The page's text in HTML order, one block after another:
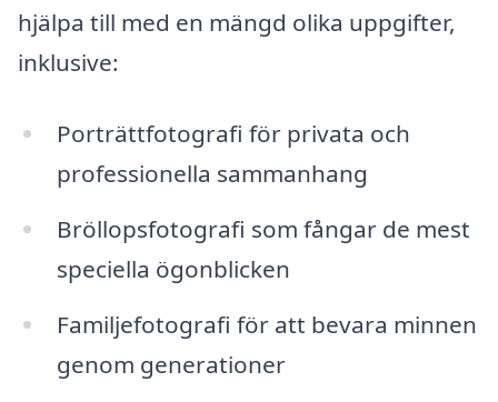
hjälpa till med en mängd olika uppgifter,
inklusive:
Porträttfotografi för privata och
professionella sammanhang
Bröllopsfotografi som fångar de mest
speciella ögonblicken
Familjefotografi för att bevara minnen
genom generationer